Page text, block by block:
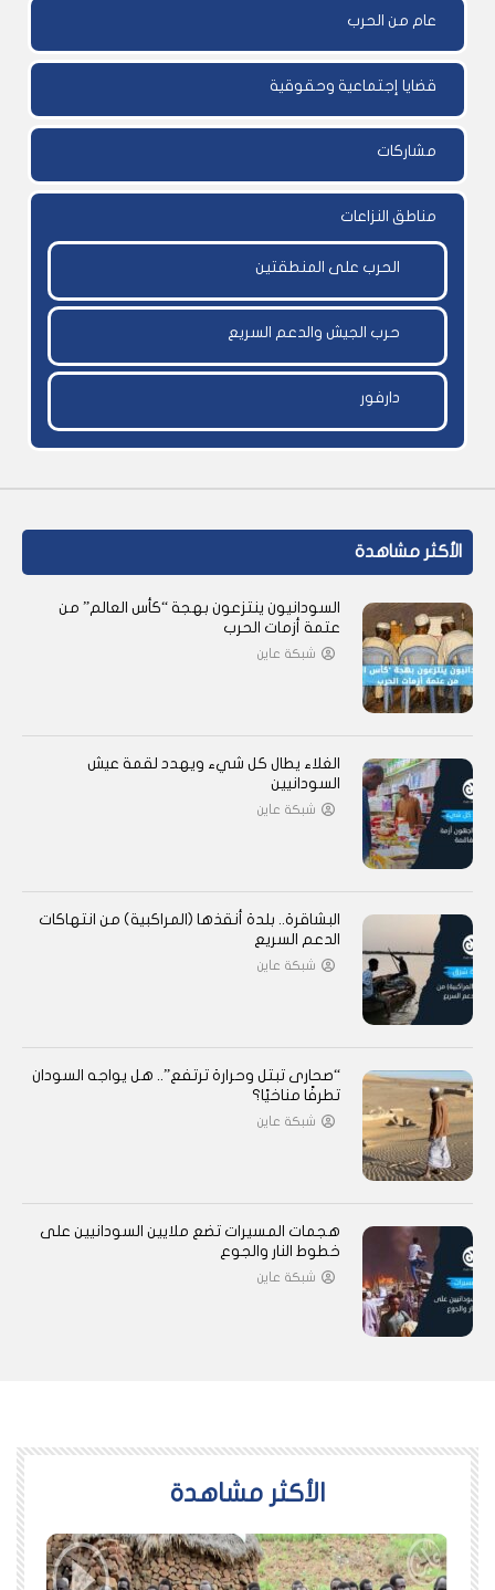
عام من الحرب
قضايا إجتماعية وحقوقية
مشاركات
مناطق النزاعات
الحرب على المنطقتين
حرب الجيش والدعم السريع
دارفور
الأكثر مشاهدة
السودانيون ينتزعون بهجة “كأس العالم” من
عتمة أزمات الحرب
شبكة عاين
الغلاء يطال كل شيء ويهدد لقمة عيش
السودانيين
شبكة عاين
البشاقرة.. بلدة أنقذها (المراكبية) من انتهاكات
الدعم السريع
شبكة عاين
“صحارى تبتل وحرارة ترتفع”.. هل يواجه السودان
تطرفًا مناخيًا؟
شبكة عاين
هجمات المسيرات تضع ملايين السودانيين على
خطوط النار والجوع
شبكة عاين
اﻷكثر مشاهدة